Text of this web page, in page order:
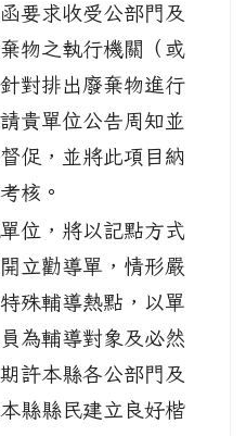
要求收受公部門及
物之執行機關（或
對排出廢棄物進行
貴單位公告周知並
促，並將此項目納
核。
位，將以記點方式
立勸導單，情形嚴
殊輔導熱點，以單
為輔導對象及必然
許本縣各公部門及
縣縣民建立良好楷